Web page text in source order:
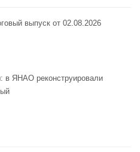
выпуск от 02.08.2026
в ЯНАО реконструировали